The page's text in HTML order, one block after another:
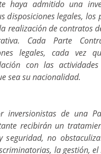
haya admitido una
disposiciones legales, los
realización de contratos
Cada Parte
legales, cada vez
con las
sea su nacionalidad.
inversionistas de una
recibirán un
no
la gestión,